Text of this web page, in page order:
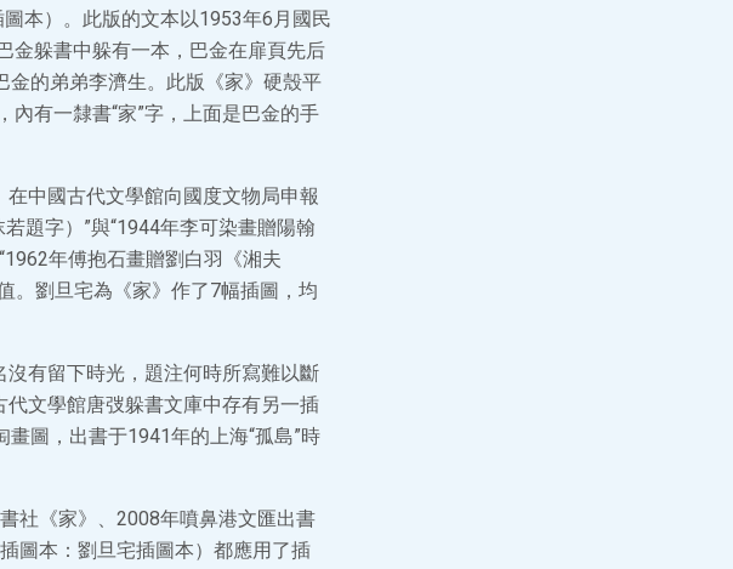
本）。此版的文本以1953年6月國民
金躲書中躲有一本，巴金在扉頁先后
金的弟弟李濟生。此版《家》硬殼平
有一隸書“家”字，上面是巴金的手
中國古代文學館向國度文物局申報
題字）”與“1944年李可染畫贈陽翰
年傅抱石畫贈劉白羽《湘夫
。劉旦宅為《家》作了7幅插圖，均
沒有留下時光，題注何時所寫難以斷
代文學館唐弢躲書文庫中存有另一插
圖，出書于1941年的上海“孤島”時
社《家》、2008年噴鼻港文匯出書
圖本：劉旦宅插圖本）都應用了插